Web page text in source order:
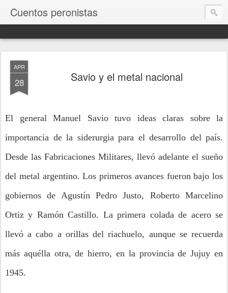
Cuentos peronistas
APR
28 Savio y el metal nacional
El general Manuel Savio tuvo ideas claras sobre la
importancia de la siderurgia para el desarrollo del país.
Desde las Fabricaciones Militares, llevó adelante el sueño
del metal argentino. Los primeros avances fueron bajo los
gobiernos de Agustín Pedro Justo, Roberto Marcelino
Ortiz y Ramón Castillo. La primera colada de acero se
llevó a cabo a orillas del riachuelo, aunque se recuerda
más aquélla otra, de hierro, en la provincia de Jujuy en
1945.